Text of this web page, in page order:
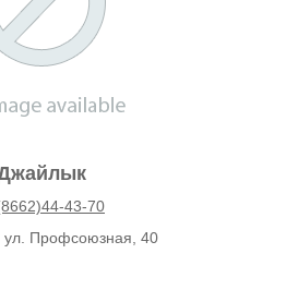
43-70
ул. Профсоюзная, 40